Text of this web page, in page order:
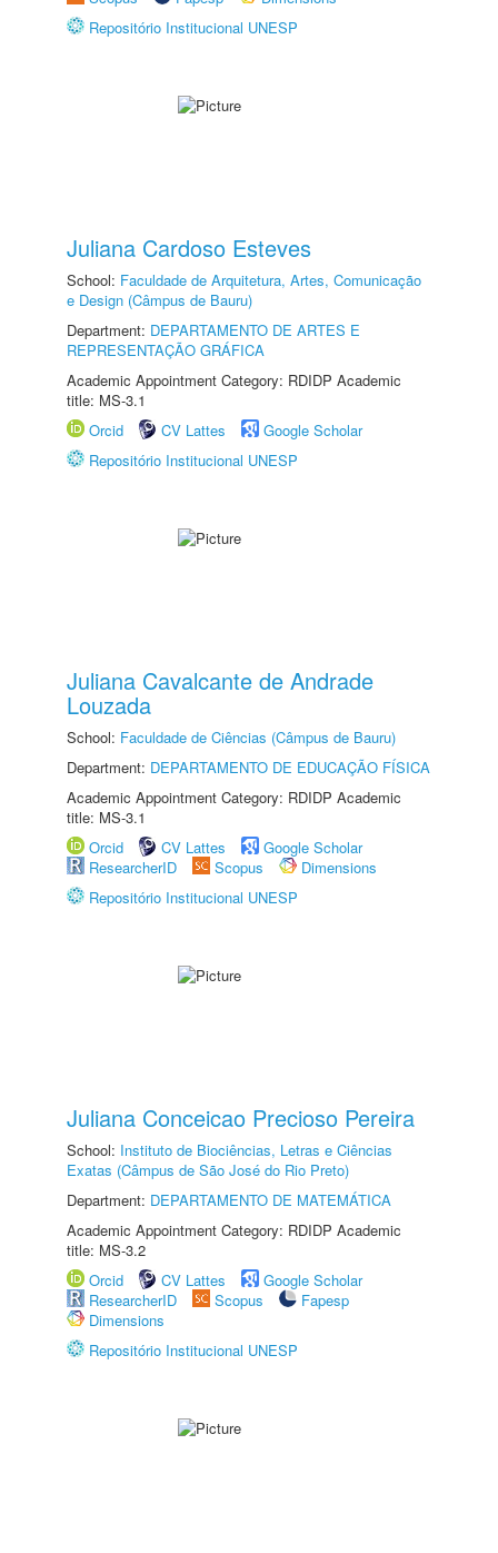
Repositório Institucional UNESP
Juliana Cardoso Esteves
School: Faculdade de Arquitetura, Artes, Comunicação
e Design (Câmpus de Bauru)
Department: DEPARTAMENTO DE ARTES E
REPRESENTAÇÃO GRÁFICA
Academic Appointment Category: RDIDP Academic
title: MS-3.1
Orcid
CV Lattes
Google Scholar
Repositório Institucional UNESP
Juliana Cavalcante de Andrade
Louzada
School: Faculdade de Ciências (Câmpus de Bauru)
Department: DEPARTAMENTO DE EDUCAÇÃO FÍSICA
Academic Appointment Category: RDIDP Academic
title: MS-3.1
Orcid
CV Lattes
Google Scholar
ResearcherID
Scopus
Dimensions
Repositório Institucional UNESP
Juliana Conceicao Precioso Pereira
School: Instituto de Biociências, Letras e Ciências
Exatas (Câmpus de São José do Rio Preto)
Department: DEPARTAMENTO DE MATEMÁTICA
Academic Appointment Category: RDIDP Academic
title: MS-3.2
Orcid
CV Lattes
Google Scholar
ResearcherID
Scopus
Fapesp
Dimensions
Repositório Institucional UNESP